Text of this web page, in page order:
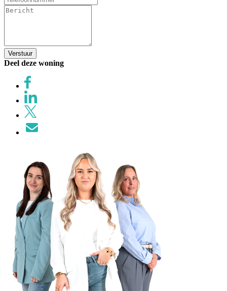
Verstuur
Deel deze woning